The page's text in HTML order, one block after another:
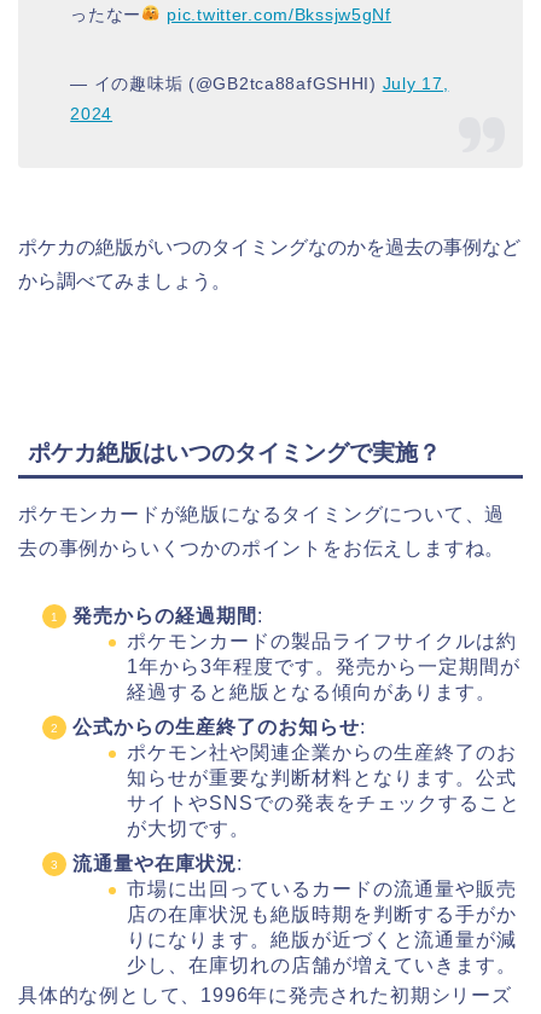
ったなー pic.twitter.com/Bkssjw5gNf
— イの趣味垢 (@GB2tca88afGSHHI) July 17,
2024
ポケカの絶版がいつのタイミングなのかを過去の事例など
から調べてみましょう。
ポケカ絶版はいつのタイミングで実施？
ポケモンカードが絶版になるタイミングについて、過
去の事例からいくつかのポイントをお伝えしますね。
発売からの経過期間 :
ポケモンカードの製品ライフサイクルは約
1年から3年程度です。発売から一定期間が
経過すると絶版となる傾向があります。
公式からの生産終了のお知らせ:
ポケモン社や関連企業からの生産終了のお
知らせが重要な判断材料となります。公式
サイトやSNSでの発表をチェックすること
が大切です。
流通量や在庫状況:
市場に出回っているカードの流通量や販売
店の在庫状況も絶版時期を判断する手がか
りになります。絶版が近づくと流通量が減
少し、在庫切れの店舗が増えていきます。
具体的な例として、1996年に発売された初期シリーズ